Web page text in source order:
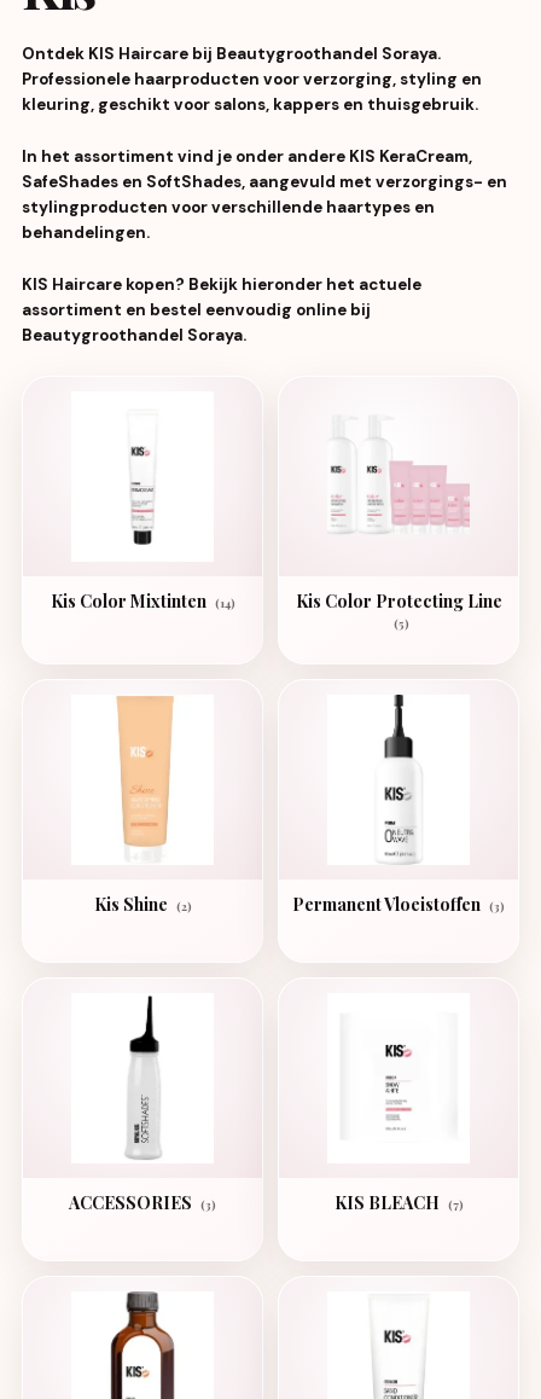
Ontdek KIS Haircare bij Beautygroothandel Soraya.
Professionele haarproducten voor verzorging, styling en
kleuring, geschikt voor salons, kappers en thuisgebruik.
In het assortiment vind je onder andere KIS KeraCream,
SafeShades en SoftShades, aangevuld met verzorgings- en
stylingproducten voor verschillende haartypes en
behandelingen.
KIS Haircare kopen? Bekijk hieronder het actuele
assortiment en bestel eenvoudig online bij
Beautygroothandel Soraya.
Kis Color Mixtinten (14) Kis Color Protecting Line
(5)
Kis Shine (2) Permanent Vloeistoffen (3)
ACCESSORIES (3) KIS BLEACH (7)